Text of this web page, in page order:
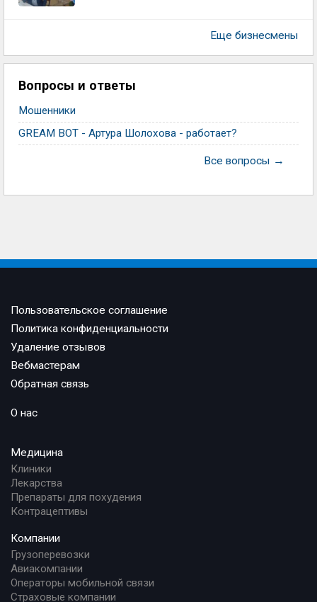
Еще бизнесмены
Вопросы и ответы
Мошенники
GREAM BOT - Артура Шолохова - работает?
Все вопросы →
Пользовательское соглашение
Политика конфиденциальности
Удаление отзывов
Вебмастерам
Обратная связь
О нас
Медицина
Клиники
Лекарства
Препараты для похудения
Контрацептивы
Компании
Грузоперевозки
Авиакомпании
Операторы мобильной связи
Страховые компании